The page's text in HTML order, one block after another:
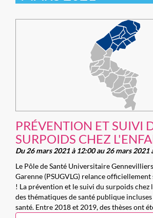
PRÉVENTION ET SUIVI
SURPOIDS CHEZ
Du 26 mars 2021 à 12:00 au 26 mars 2021
Le Pôle de Santé Universitaire
Garenne (PSUGVLG) relance officiellement
! La prévention et le suivi du surpoids
des thématiques de santé publique
santé. Entre 2018 et 2019, des thèses ont